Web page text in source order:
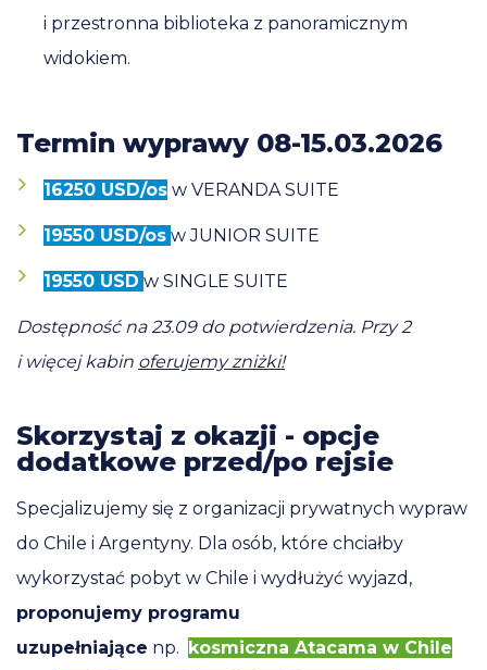
i przestronna biblioteka z panoramicznym
widokiem.
Termin wyprawy 08-15.03.2026
16250 USD/os w VERANDA SUITE
19550 USD/os w JUNIOR SUITE
19550 USD w SINGLE SUITE
Dostępność na 23.09 do potwierdzenia. Przy 2
i więcej kabin oferujemy zniżki!
Skorzystaj z okazji - opcje
dodatkowe przed/po rejsie
Specjalizujemy się z organizacji prywatnych wypraw
do Chile i Argentyny. Dla osób, które chciałby
wykorzystać pobyt w Chile i wydłużyć wyjazd,
proponujemy programu
uzupełniające np. kosmiczna Atacama w Chile